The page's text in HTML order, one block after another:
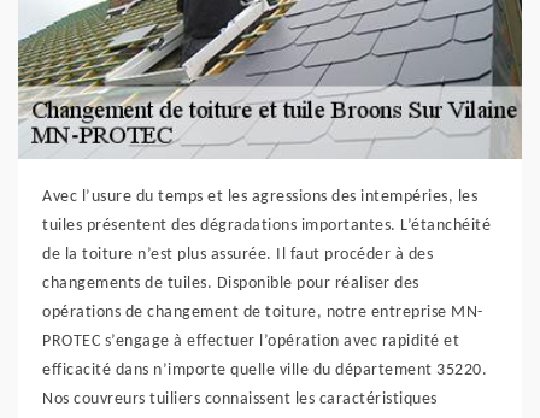
Avec l’usure du temps et les agressions des intempéries, les
tuiles présentent des dégradations importantes. L’étanchéité
de la toiture n’est plus assurée. Il faut procéder à des
changements de tuiles. Disponible pour réaliser des
opérations de changement de toiture, notre entreprise MN-
PROTEC s’engage à effectuer l’opération avec rapidité et
efficacité dans n’importe quelle ville du département 35220.
Nos couvreurs tuiliers connaissent les caractéristiques